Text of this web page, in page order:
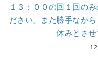
１３：００の回１回の
ださい。また勝手なが
休みとさせ